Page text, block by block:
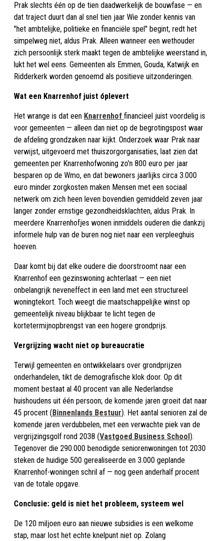
Prak slechts één op de tien daadwerkelijk de bouwfase — en
dat traject duurt dan al snel tien jaar Wie zonder kennis van
"het ambtelijke, politieke en financiële spel" begint, redt het
simpelweg niet, aldus Prak. Alleen wanneer een wethouder
zich persoonlijk sterk maakt tegen de ambtelijke weerstand in,
lukt het wel eens. Gemeenten als Emmen, Gouda, Katwijk en
Ridderkerk worden genoemd als positieve uitzonderingen.
Wat een Knarrenhof juist óplevert
Het wrange is dat een Knarrenhof financieel juist voordelig is
voor gemeenten — alleen dan niet op de begrotingspost waar
de afdeling grondzaken naar kijkt. Onderzoek waar Prak naar
verwijst, uitgevoerd met thuiszorgorganisaties, laat zien dat
gemeenten per Knarrenhofwoning zo'n 800 euro per jaar
besparen op de Wmo, en dat bewoners jaarlijks circa 3.000
euro minder zorgkosten maken Mensen met een sociaal
netwerk om zich heen leven bovendien gemiddeld zeven jaar
langer zonder ernstige gezondheidsklachten, aldus Prak. In
meerdere Knarrenhofjes wonen inmiddels ouderen die dankzij
informele hulp van de buren nog niet naar een verpleeghuis
hoeven.
Daar komt bij dat elke oudere die doorstroomt naar een
Knarrenhof een gezinswoning achterlaat — een niet
onbelangrijk neveneffect in een land met een structureel
woningtekort. Toch weegt die maatschappelijke winst op
gemeentelijk niveau blijkbaar te licht tegen de
kortetermijnopbrengst van een hogere grondprijs.
Vergrijzing wacht niet op bureaucratie
Terwijl gemeenten en ontwikkelaars over grondprijzen
onderhandelen, tikt de demografische klok door. Op dit
moment bestaat al 40 procent van alle Nederlandse
huishoudens uit één persoon; de komende jaren groeit dat naar
45 procent ( Binnenlands Bestuur). Het aantal senioren zal de
komende jaren verdubbelen, met een verwachte piek van de
vergrijzingsgolf rond 2038 (Vastgoed Business School ).
Tegenover die 290.000 benodigde seniorenwoningen tot 2030
steken de huidige 500 gerealiseerde en 3.000 geplande
Knarrenhof-woningen schril af — nog geen anderhalf procent
van de totale opgave.
Conclusie: geld is niet het probleem, systeem wel
De 120 miljoen euro aan nieuwe subsidies is een welkome
stap, maar lost het echte knelpunt niet op. Zolang